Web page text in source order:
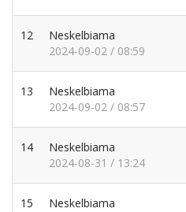
12
Neskelbiama
2024-09-02 / 08:59
13
Neskelbiama
2024-09-02 / 08:57
14
Neskelbiama
2024-08-31 / 13:24
15
Neskelbiama